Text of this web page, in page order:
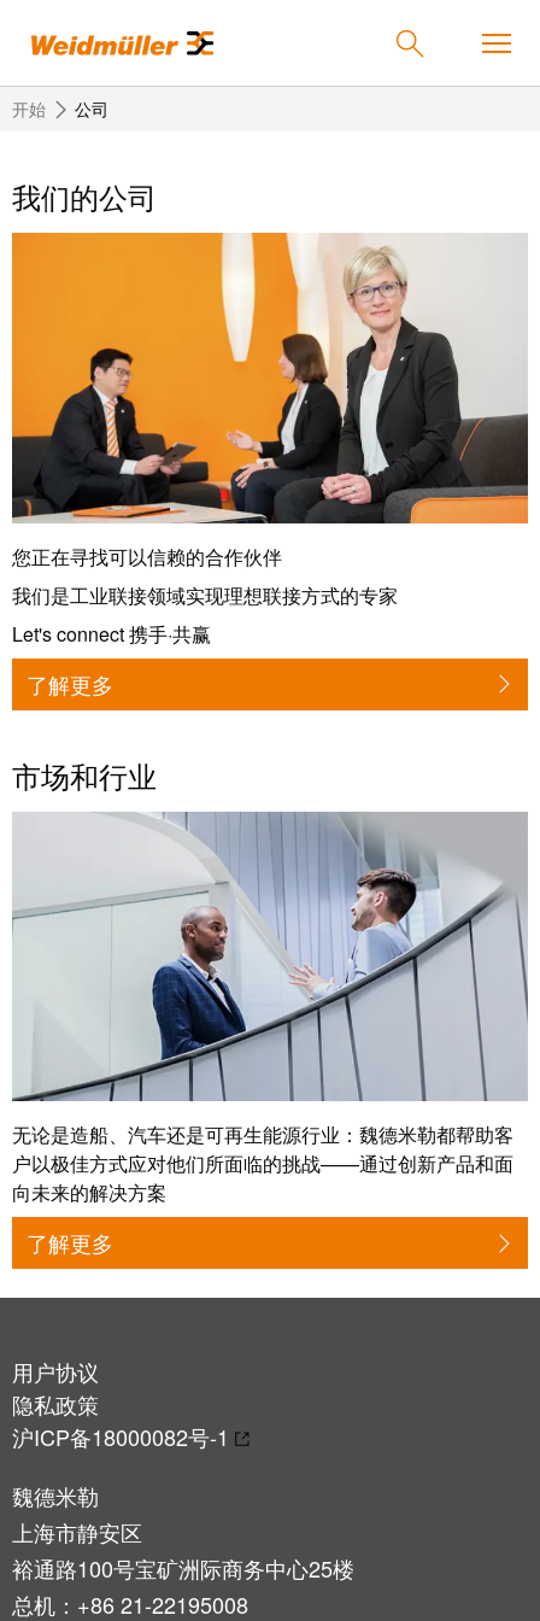
产品
返
回
联
接
技
术
接
线
端
子
接
插
PCB
接
和
线
盒
系
统
及
组
件
联
进
线
系
返
回
案
联
接
技
SNAP
IN
鼠
笼
联
PUSH
IN
插
流
电
行
业
单
对
以
太
服务
返
回
定
制
化
产
品
装
配
端
子
条
整
和
装
接
线
交
付
服
务
咨
询
和
计
接
咨
询
服
公司
返
回
我
们
的
公
司
公
司
简
介
我
的
责
任
德
中
心
人
力
资
源
合
分
管
理
信
息
魏德米勒在中国
返
回
勒
在
中
国
中
国
公
司
介
绍
销
网
络
麒麟全家福
麒麟端子
开始 公司
我们的公司
您正在寻找可以信赖的合作伙伴
我们是工业联接领域实现理想联接方式的专家
Let's connect 携手·共赢
了解更多
市场和行业
无论是造船、汽车还是可再生能源行业：魏德米勒都帮助客
户以极佳方式应对他们所面临的挑战——通过创新产品和面
向未来的解决方案
了解更多
用户协议
隐私政策
沪ICP备18000082号-1
魏德米勒
上海市静安区
裕通路100号宝矿洲际商务中心25楼
总机：+86 21-22195008